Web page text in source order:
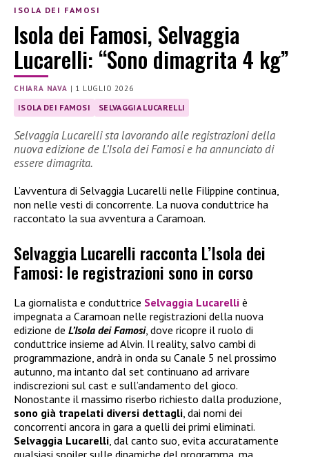
ISOLA DEI FAMOSI
Isola dei Famosi, Selvaggia
Lucarelli: “Sono dimagrita 4 kg”
CHIARA NAVA | 1 LUGLIO 2026
ISOLA DEI FAMOSI SELVAGGIA LUCARELLI
Selvaggia Lucarelli sta lavorando alle registrazioni della
nuova edizione de L’Isola dei Famosi e ha annunciato di
essere dimagrita.
L’avventura di Selvaggia Lucarelli nelle Filippine continua,
non nelle vesti di concorrente. La nuova conduttrice ha
raccontato la sua avventura a Caramoan.
Selvaggia Lucarelli racconta L’Isola dei
Famosi: le registrazioni sono in corso
La giornalista e conduttrice Selvaggia Lucarelli è
impegnata a Caramoan nelle registrazioni della nuova
edizione de L’Isola dei Famosi, dove ricopre il ruolo di
conduttrice insieme ad Alvin. Il reality, salvo cambi di
programmazione, andrà in onda su Canale 5 nel prossimo
autunno, ma intanto dal set continuano ad arrivare
indiscrezioni sul cast e sull’andamento del gioco.
Nonostante il massimo riserbo richiesto dalla produzione,
sono già trapelati diversi dettagli, dai nomi dei
concorrenti ancora in gara a quelli dei primi eliminati.
Selvaggia Lucarelli, dal canto suo, evita accuratamente